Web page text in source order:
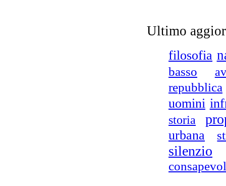
Ultimo
filosofia
basso
repubblica
uomini
storia
urbana
silenzio